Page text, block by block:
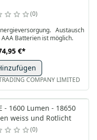
0
Austausch
Batterien ist möglich.
€*
COMPANY LIMITED
- 1600 Lumen - 18650
weiss und Rotlicht
0